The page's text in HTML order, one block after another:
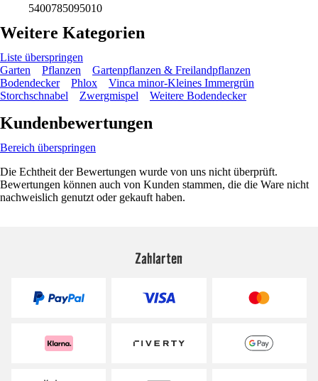
5400785095010
Weitere Kategorien
Liste überspringen
Garten
Pflanzen
Gartenpflanzen & Freilandpflanzen
Bodendecker
Phlox
Vinca minor-Kleines Immergrün
Storchschnabel
Zwergmispel Weitere Bodendecker
Kundenbewertungen
Bereich überspringen
Die Echtheit der Bewertungen wurde von uns nicht überprüft.
Bewertungen können auch von Kunden stammen, die die Ware nicht
nachweislich genutzt oder gekauft haben.
Zahlarten